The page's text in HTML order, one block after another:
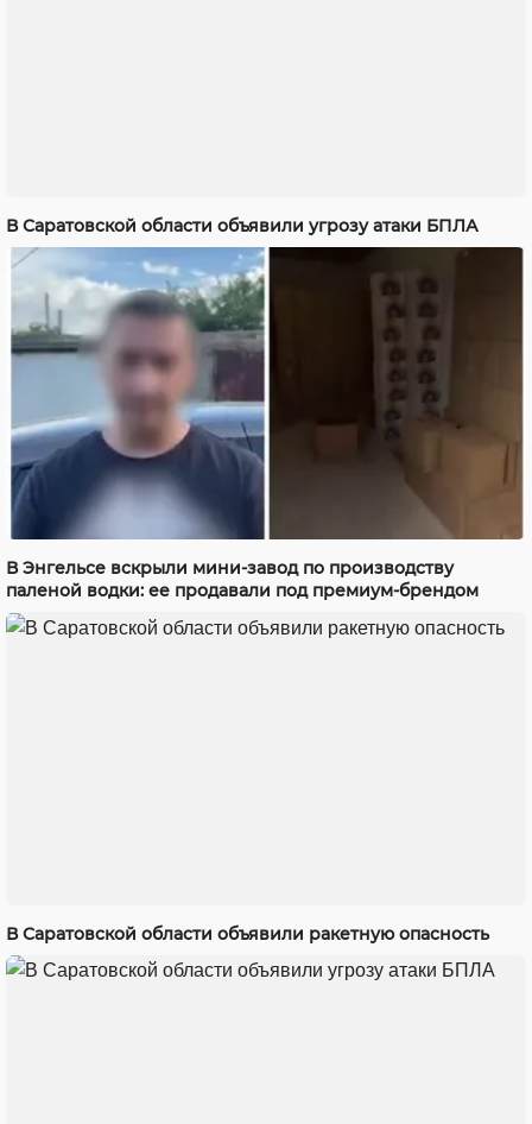
В Саратовской области объявили угрозу атаки БПЛА
В Энгельсе вскрыли мини-завод по производству
паленой водки: ее продавали под премиум-брендом
В Саратовской области объявили ракетную опасность